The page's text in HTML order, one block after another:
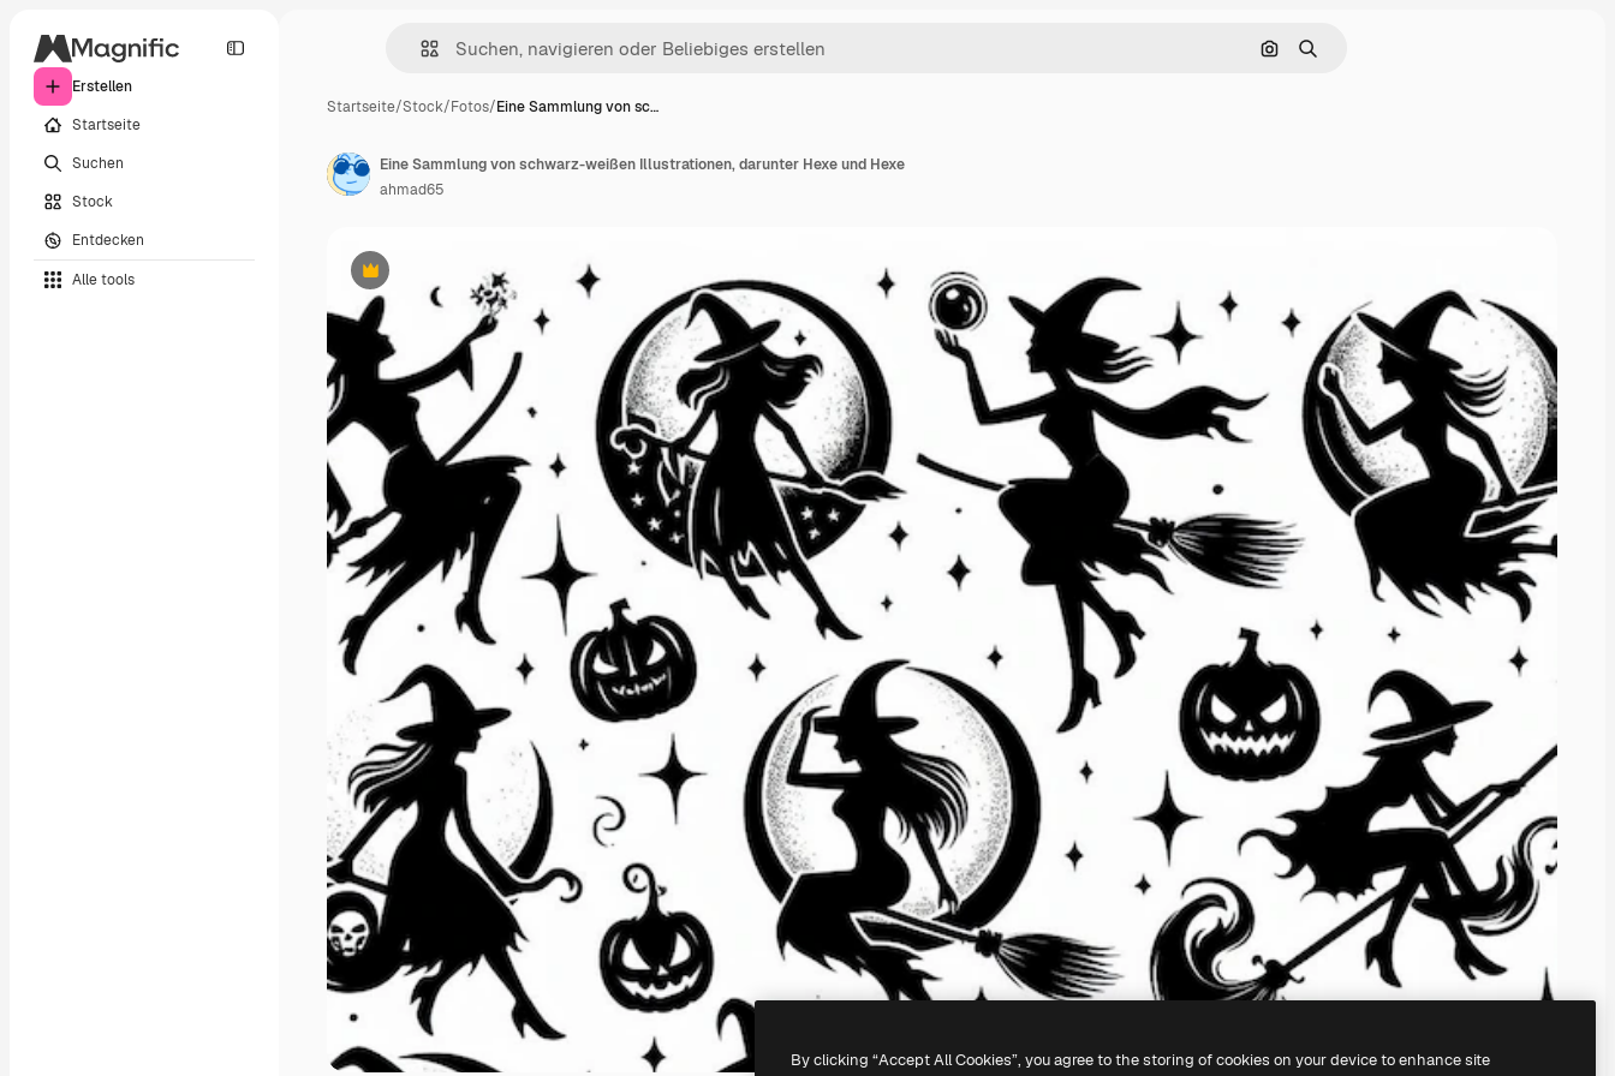
Erstellen
Startseite
Suchen
Stock
Entdecken
Alle tools
Nach Bild suchen
Suchen
Startseite/Stock/Fotos/Eine Sammlung von sc…
Premium
Eine Sammlung von schwarz-weißen Illustrationen, darunter Hexe und Hexe
ahmad65
By clicking “Accept All Cookies”, you agree to the storing of cookies on your device to enhance site